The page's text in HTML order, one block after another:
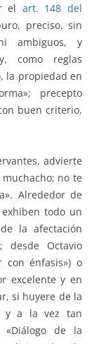
el art. 148 del
preciso, sin
ambiguos, y
como reglas
la propiedad en
precepto
buen criterio,
advierte
no te
Alrededor de
todo un
la afectación
Octavio
con énfasis») o
excelente y en
si huyere de la
y a la vez tan
de la